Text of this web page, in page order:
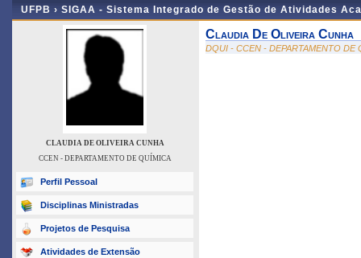
UFPB › SIGAA - Sistema Integrado de Gestão de Atividades
CLAUDIA DE OLIVEIRA CUNHA
CCEN - DEPARTAMENTO DE QUÍMICA
Perfil Pessoal
Disciplinas Ministradas
Projetos de Pesquisa
Atividades de Extensão
Claudia De Oliveira Cunha
DQUI - CCEN - DEPARTAMENTO DE